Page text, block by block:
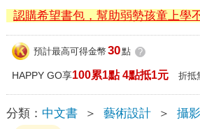
認購希望書包，幫助弱勢孩童上學
預計最高可得金幣 30點 ?
HAPPY GO享100累1點 4點抵1元 折抵
分類： 中文書 ＞ 藝術設計 ＞ 攝影